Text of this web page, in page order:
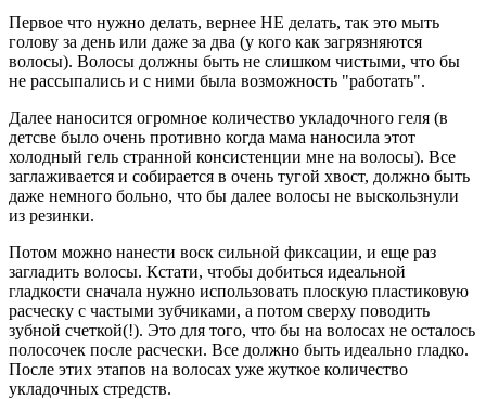
Первое что нужно делать, вернее НЕ делать, так это мыть
голову за день или даже за два (у кого как загрязняются
волосы). Волосы должны быть не слишком чистыми, что бы
не рассыпались и с ними была возможность "работать".
Далее наносится огромное количество укладочного геля (в
детсве было очень противно когда мама наносила этот
холодный гель странной консистенции мне на волосы). Все
заглаживается и собирается в очень тугой хвост, должно быть
даже немного больно, что бы далее волосы не выскользнули
из резинки.
Потом можно нанести воск сильной фиксации, и еще раз
загладить волосы. Кстати, чтобы добиться идеальной
гладкости сначала нужно использовать плоскую пластиковую
расческу с частыми зубчиками, а потом сверху поводить
зубной счеткой(!). Это для того, что бы на волосах не осталось
полосочек после расчески. Все должно быть идеально гладко.
После этих этапов на волосах уже жуткое количество
укладочных стредств.